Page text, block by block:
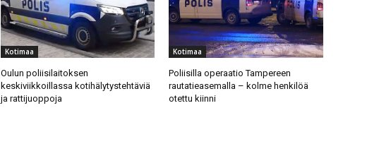
Kotimaa
Oulun poliisilaitoksen
keskiviikkoillassa kotihälytystehtäviä
ja rattijuoppoja
Kotimaa
Poliisilla operaatio Tampereen
rautatieasemalla – kolme henkilöä
otettu kiinni